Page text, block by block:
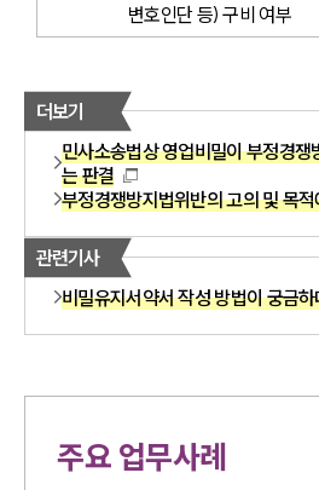
변호인단 등) 구비 여부
더보기
민사소송법상 영업비밀이 부정경쟁
는 판결
부정경쟁방지법위반의 고의 및 목
관련기사
비밀유지서약서 작성 방법이 궁금
주요 업무사례